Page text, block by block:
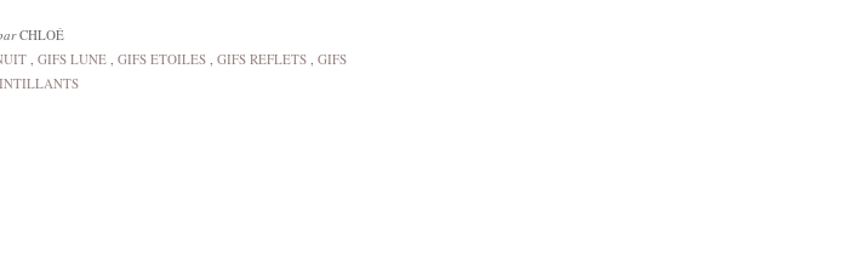
CHLOÉ
, GIFS LUNE , GIFS ETOILES , GIFS REFLETS , GIFS